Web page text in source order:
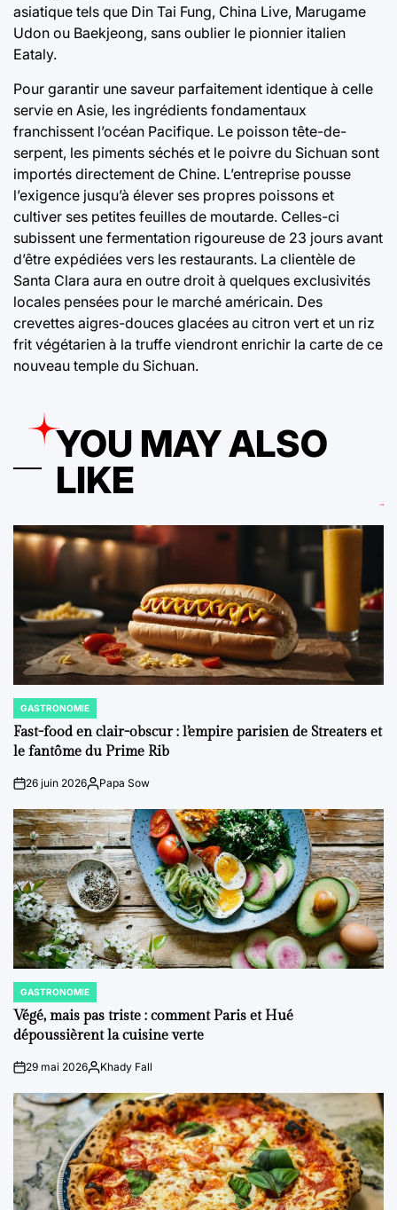
asiatique tels que Din Tai Fung, China Live, Marugame
Udon ou Baekjeong, sans oublier le pionnier italien
Eataly.
Pour garantir une saveur parfaitement identique à celle
servie en Asie, les ingrédients fondamentaux
franchissent l’océan Pacifique. Le poisson tête-de-
serpent, les piments séchés et le poivre du Sichuan sont
importés directement de Chine. L’entreprise pousse
l’exigence jusqu’à élever ses propres poissons et
cultiver ses petites feuilles de moutarde. Celles-ci
subissent une fermentation rigoureuse de 23 jours avant
d’être expédiées vers les restaurants. La clientèle de
Santa Clara aura en outre droit à quelques exclusivités
locales pensées pour le marché américain. Des
crevettes aigres-douces glacées au citron vert et un riz
frit végétarien à la truffe viendront enrichir la carte de ce
nouveau temple du Sichuan.
YOU MAY ALSO
LIKE
POSTED
IN
GASTRONOMIE
Fast-food en clair-obscur : l’empire parisien de Streaters et
le fantôme du Prime Rib
on26 juin 2026Posted
Papa Sow
POSTED
IN
GASTRONOMIE
Végé, mais pas triste : comment Paris et Hué
dépoussièrent la cuisine verte
on29 mai 2026Posted
Khady Fall